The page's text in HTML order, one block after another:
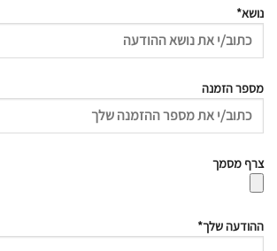
נושא*
מספר הזמנה
צרף מסמך
ההודעה שלך*